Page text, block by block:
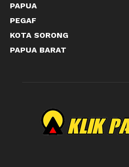
PAPUA
PEGAF
KOTA SORONG
PAPUA BARAT